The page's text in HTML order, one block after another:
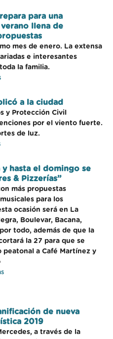
para una
llena de
mes de enero. La extensa
e interesantes
la familia.
a la ciudad
y Protección Civil
por el viento fuerte.
de luz.
y hasta el domingo se
& Pizzerías”
más propuestas
para los
ocasión será en La
Boulevar, Bacana,
todo, además de que la
la 27 para que se
peatonal a Café Martínez y
de nueva
2019
a través de la